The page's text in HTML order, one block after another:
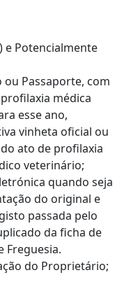
e Potencialmente
ou Passaporte, com
médica
esse ano,
vinheta oficial ou
ato de profilaxia
veterinário;
quando seja
do original e
passada pelo
da ficha de
Freguesia.
do Proprietário;